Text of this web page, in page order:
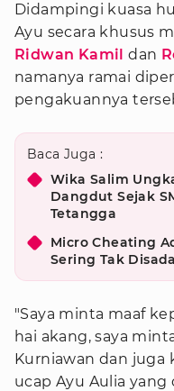
Didampingi kuasa
Ayu secara khusus
Ridwan Kamil dan
namanya ramai
pengakuannya
Baca Juga :
Wika Salim
Dangdut Sejak
Tetangga
Micro Cheating
Sering Tak
"Saya minta maaf
hai akang, saya
Kurniawan dan juga
ucap Ayu Aulia